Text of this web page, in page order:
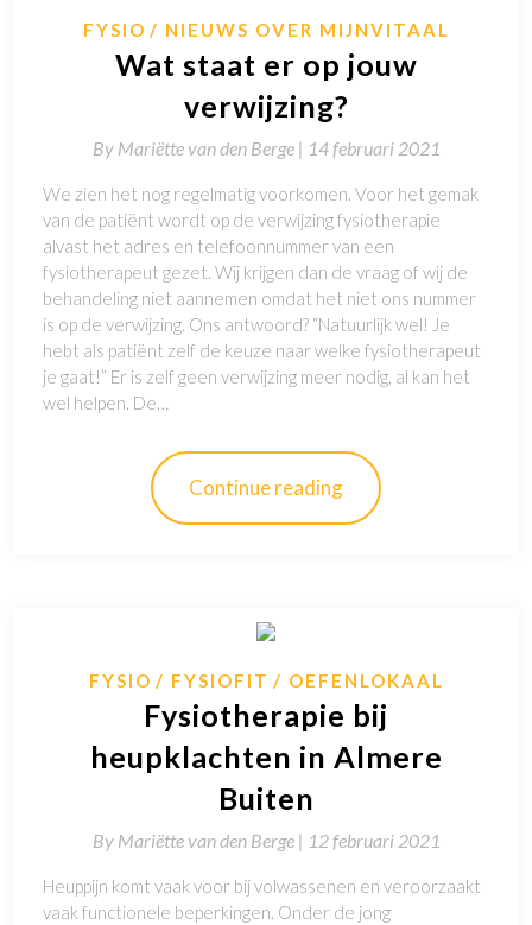
FYSIO NIEUWS OVER MIJNVITAAL
Wat staat er op jouw
verwijzing?
By Mariëtte van den Berge | 14 februari 2021
We zien het nog regelmatig voorkomen. Voor het gemak
van de patiënt wordt op de verwijzing fysiotherapie
alvast het adres en telefoonnummer van een
fysiotherapeut gezet. Wij krijgen dan de vraag of wij de
behandeling niet aannemen omdat het niet ons nummer
is op de verwijzing. Ons antwoord? “Natuurlijk wel! Je
hebt als patiënt zelf de keuze naar welke fysiotherapeut
je gaat!” Er is zelf geen verwijzing meer nodig, al kan het
wel helpen. De…
Continue reading
FYSIO FYSIOFIT OEFENLOKAAL
Fysiotherapie bij
heupklachten in Almere
Buiten
By Mariëtte van den Berge | 12 februari 2021
Heuppijn komt vaak voor bij volwassenen en veroorzaakt
vaak functionele beperkingen. Onder de jong